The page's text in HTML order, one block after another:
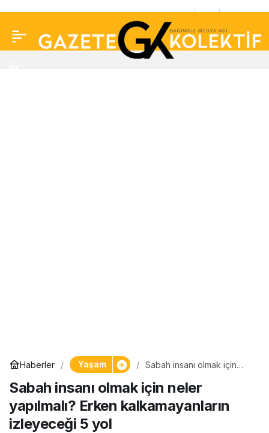
Haberler Yaşam
Sabah insanı olmak için
kalkamayanların izleyeceği
5 yol
Sabah insanı olmak için neler
yapılmalı? Erken kalkamayanların
izleyeceği 5 yol
güzellik sırrı: Cildinizi